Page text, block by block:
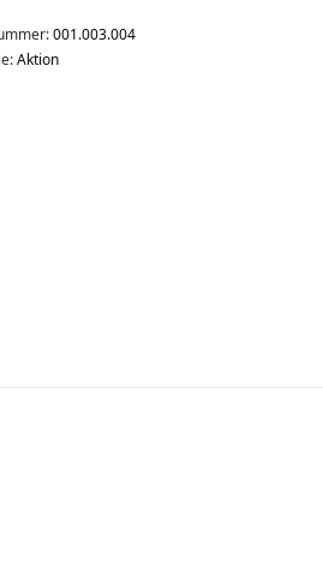
001.003.004
Aktion